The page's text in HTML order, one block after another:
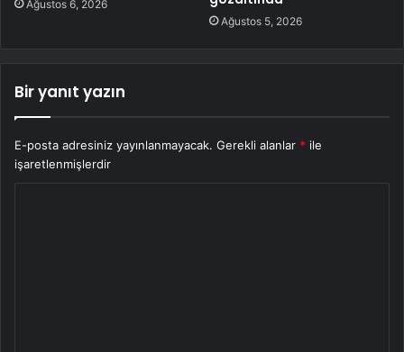
Ağustos 6, 2026
Ağustos 5, 2026
Bir yanıt yazın
E-posta adresiniz yayınlanmayacak. Gerekli alanlar * ile
işaretlenmişlerdir